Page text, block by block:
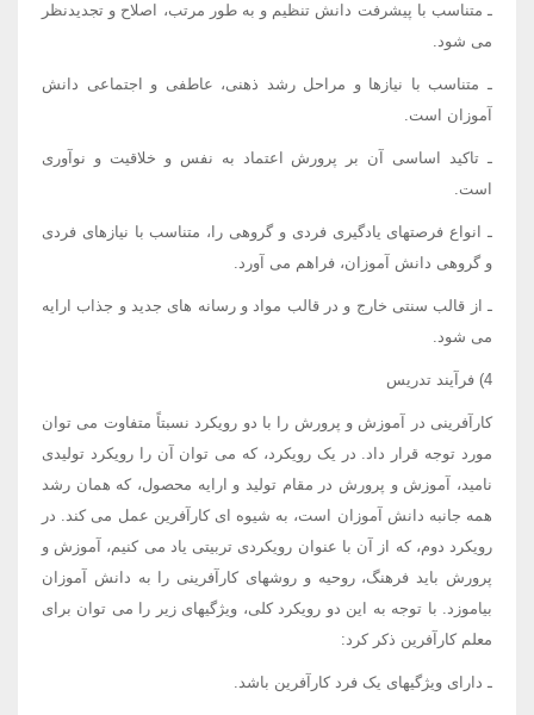
ـ متناسب با پیشرفت دانش تنظیم و به طور مرتب، اصلاح و تجدیدنظر
می شود.
ـ متناسب با نیازها و مراحل رشد ذهنی، عاطفی و اجتماعی دانش
آموزان است.
ـ تاکید اساسی آن بر پرورش اعتماد به نفس و خلاقیت و نوآوری
است.
ـ انواع فرصتهای یادگیری فردی و گروهی را، متناسب با نیازهای فردی
و گروهی دانش آموزان، فراهم می آورد.
ـ از قالب سنتی خارج و در قالب مواد و رسانه های جدید و جذاب ارایه
می شود.
4) فرآیند تدریس
کارآفرینی در آموزش و پرورش را با دو رویکرد نسبتاً متفاوت می توان
مورد توجه قرار داد. در یک رویکرد، که می توان آن را رویکرد تولیدی
نامید، آموزش و پرورش در مقام تولید و ارایه محصول، که همان رشد
همه جانبه دانش آموزان است، به شیوه ای کارآفرین عمل می کند. در
رویکرد دوم، که از آن با عنوان رویکردی تربیتی یاد می کنیم، آموزش و
پرورش باید فرهنگ، روحیه و روشهای کارآفرینی را به دانش آموزان
بیاموزد. با توجه به این دو رویکرد کلی، ویژگیهای زیر را می توان برای
معلم کارآفرین ذکر کرد:
ـ دارای ویژگیهای یک فرد کارآفرین باشد.